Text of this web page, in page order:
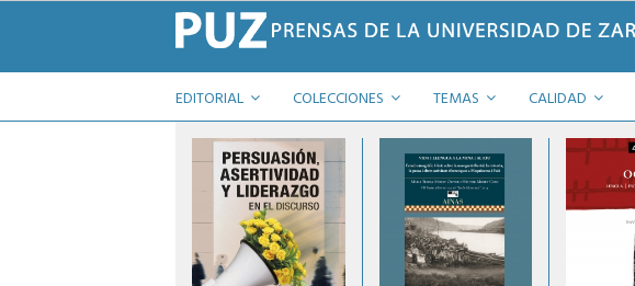
EDITORIAL COLECCIONES TEMAS CALIDAD